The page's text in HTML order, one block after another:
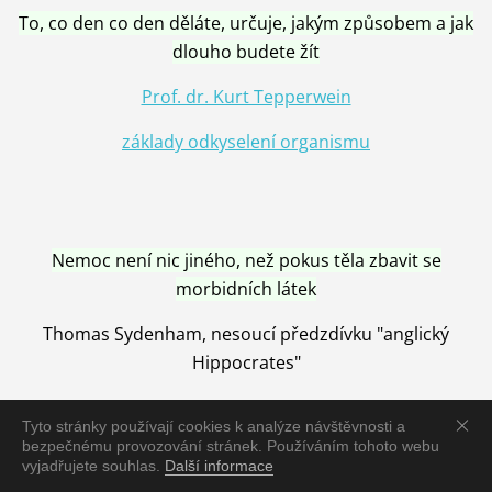
Tyto stránky používají cookies k analýze návštěvnosti a
bezpečnému provozování stránek. Používáním tohoto webu
vyjadřujete souhlas. Další informace
To, co den co den děláte, určuje, jakým způsobem a jak
dlouho budete žít
Prof. dr. Kurt Tepperwein
základy odkyselení organismu
Nemoc není nic jiného, než pokus těla zbavit se
morbidních látek
Thomas Sydenham, nesoucí předzdívku "anglický
Hippocrates"
Nemoc je vyléčena jen pomocí Přírody, neutralizací a